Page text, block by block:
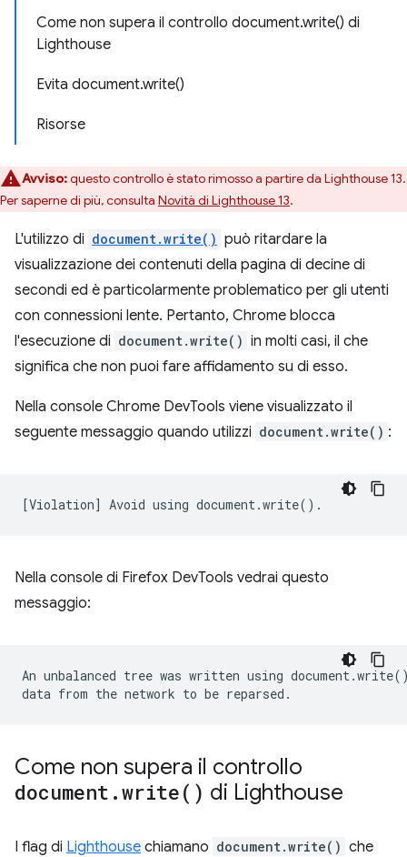
Come non supera il controllo document.write() di
Lighthouse
Evita document.write()
Risorse
Avviso:questo controllo è stato rimosso a partire da Lighthouse 13.
Per saperne di più, consulta Novità di Lighthouse 13.
L'utilizzo di document.write() può ritardare la
visualizzazione dei contenuti della pagina di decine di
secondi ed è particolarmente problematico per gli utenti
con connessioni lente. Pertanto, Chrome blocca
l'esecuzione di document.write() in molti casi, il che
significa che non puoi fare affidamento su di esso.
Nella console Chrome DevTools viene visualizzato il
seguente messaggio quando utilizzi document.write() :
Nella console di Firefox DevTools vedrai questo
messaggio:
An unbalanced tree was written using
Come non supera il controllo
document .write( ) di Lighthouse
I flag di Lighthouse chiamano document.write() che